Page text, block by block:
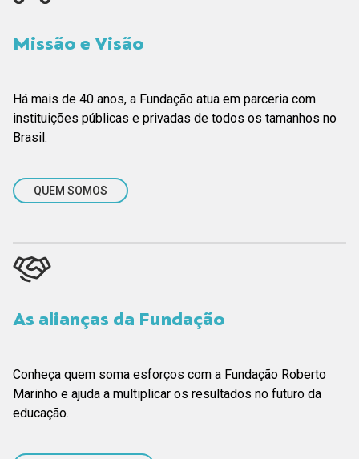
Missão e Visão
Há mais de 40 anos, a Fundação atua em parceria com
instituições públicas e privadas de todos os tamanhos no
Brasil.
QUEM SOMOS
As alianças da Fundação
Conheça quem soma esforços com a Fundação Roberto
Marinho e ajuda a multiplicar os resultados no futuro da
educação.